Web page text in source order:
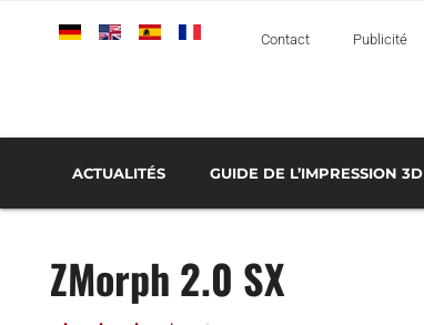
DeutschEnglishEspañolFrançaisItalianoContact Publicité
ACTUALITÉS
AUTOMOBILE ET TRANSPORT
GUIDE DE L’IMPRESSION 3D
ZMorph 2.0 SX